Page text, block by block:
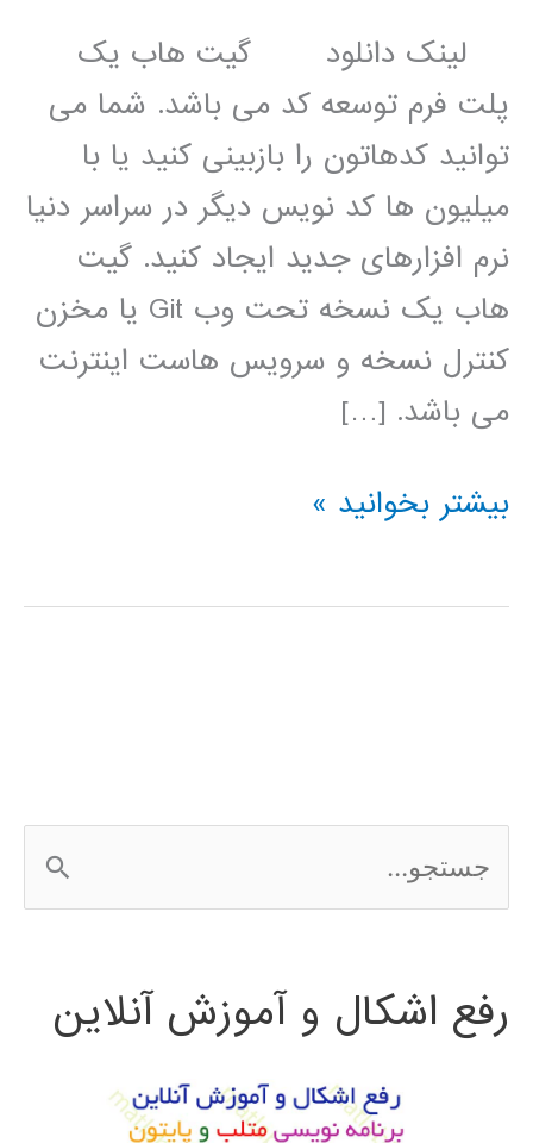
لینک دانلود گیت هاب یک
پلت فرم توسعه کد می باشد. شما می
توانید کدهاتون را بازبینی کنید یا با
میلیون ها کد نویس دیگر در سراسر دنیا
نرم افزارهای جدید ایجاد کنید. گیت
هاب یک نسخه تحت وب Git یا مخزن
کنترل نسخه و سرویس هاست اینترنت
می باشد. […]
فیلم
فارسی
بیشتر بخوانید »
س
ج
رفع اشکال و آموزش آنلاین